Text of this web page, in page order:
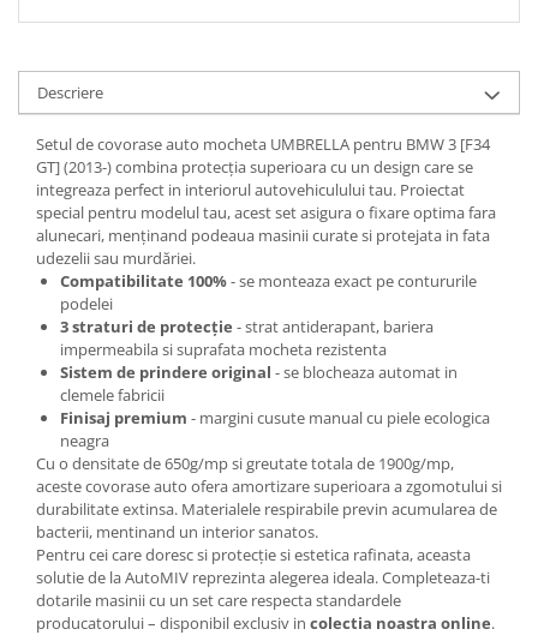
Curatare si Detailing Interior
Vopsitorie, Chituri si Adezivi
Curatare si Detailing Exterior
Articole Auto Sezoniere
Produse de Iarna
Cabluri Pornire
Produse de Vara
Blog
Descriere
Setul de covorase auto mocheta UMBRELLA pentru BMW 3 [F34
GT] (2013-) combina protecţia superioara cu un design care se
integreaza perfect in interiorul autovehiculului tau. Proiectat
special pentru modelul tau, acest set asigura o fixare optima fara
alunecari, menţinand podeaua masinii curate si protejata in fata
udezelii sau murdăriei.
Compatibilitate 100%- se monteaza exact pe contururile
podelei
3 straturi de protecţie - strat antiderapant, bariera
impermeabila si suprafata mocheta rezistenta
Sistem de prindere original - se blocheaza automat in
clemele fabricii
Finisaj premium - margini cusute manual cu piele ecologica
neagra
Cu o densitate de 650g/mp si greutate totala de 1900g/mp,
aceste covorase auto ofera amortizare superioara a zgomotului si
durabilitate extinsa. Materialele respirabile previn acumularea de
bacterii, mentinand un interior sanatos.
Pentru cei care doresc si protecţie si estetica rafinata, aceasta
solutie de la AutoMIV reprezinta alegerea ideala. Completeaza-ti
dotarile masinii cu un set care respecta standardele
producatorului – disponibil exclusiv in colectia noastra online.